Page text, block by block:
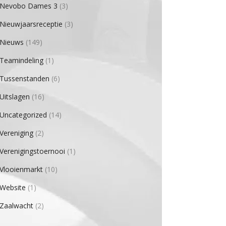
Nevobo Dames 3 (3)
Nieuwjaarsreceptie (3)
Nieuws (149)
Teamindeling (1)
Tussenstanden (6)
Uitslagen (16)
Uncategorized (14)
Vereniging (2)
Verenigingstoernooi (1)
Vlooienmarkt (10)
Website (1)
Zaalwacht (2)